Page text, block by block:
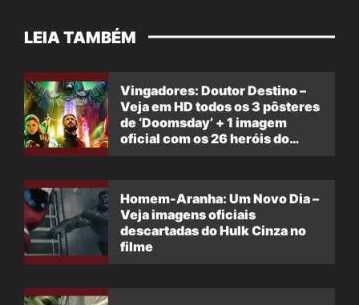
LEIA TAMBÉM
Vingadores: Doutor Destino –
Veja em HD todos os 3 pôsteres
de ‘Doomsday’ + 1 imagem
oficial com os 26 heróis do
Homem-Aranha: Um Novo Dia –
Veja imagens oficiais
descartadas do Hulk Cinza no
filme